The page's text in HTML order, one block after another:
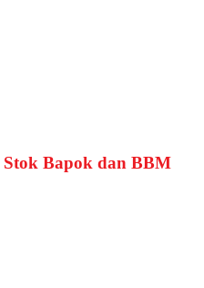
Bapok dan BBM